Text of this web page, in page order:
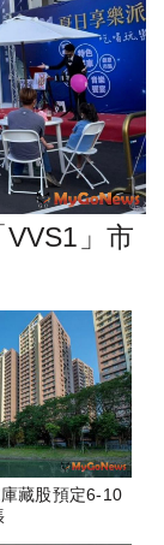
」市
藏股預定6-10